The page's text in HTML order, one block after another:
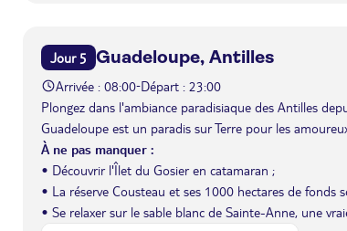
Jour 5 Guadeloupe, Antilles
Arrivée : 08:00-Départ : 23:00
Plongez dans l'ambiance paradisiaque des Antilles
Guadeloupe est un paradis sur Terre pour les
À ne pas manquer :
• Découvrir l'Îlet du Gosier en catamaran ;
• La réserve Cousteau et ses 1000 hectares de fonds
• Se relaxer sur le sable blanc de Sainte-Anne, une